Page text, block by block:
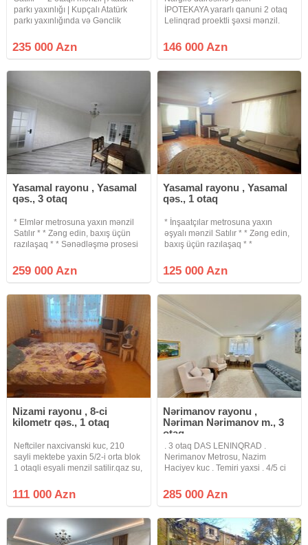
parkı yaxınlığı | Kupçalı Atatürk
parkı yaxınlığında və Gənclik
məsafədə yerləşən, Leninqrad
layihəli 2 otaqlı mənzil satışa
235 000 Azn
İPOTEKAYA yararlı qanuni 2 otaq
Lelinqrad proektli şəxsi mənzil.
kombi, ehtiyat su çəni kondisioner
mətbəx mebeli və s var. Şəxsi
146 000 Azn
Yasamal rayonu , Yasamal
qəs., 3 otaq
* Elmlər metrosuna yaxın mənzil
Satılır * * Zəng edin, baxış üçün
razılaşaq * * Sənədləşmə prosesi
aparılır * * Binanın tipi : köhnə tikili
* Otaq Sayı : 3 otaqlı * Mərtəbə :
259 000 Azn
Yasamal rayonu , Yasamal
qəs., 1 otaq
* İnşaatçılar metrosuna yaxın
əşyalı mənzil Satılır * * Zəng edin,
baxış üçün razılaşaq * *
və şəffaf şəkildə aparılır * *
Binanın tipi : köhnə tikili (Xruşofka)
125 000 Azn
Nizami rayonu , 8-ci
kilometr qəs., 1 otaq
Neftciler naxcivanski kuc, 210
sayli mektebe yaxin 5/2-i orta blok
1 otaqli esyali menzil satilir.qaz su,
merkezidir.qeydiyyatda hec kes
yodur.0fis 1%
111 000 Azn
Nərimanov rayonu ,
Nəriman Nərimanov m., 3
otaq
. 3 otaq DAS LENINQRAD .
Nerimanov Metrosu, Nazim
Haciyev kuc . Temiri yaxsi . 4/5 ci
285000 azn
285 000 Azn